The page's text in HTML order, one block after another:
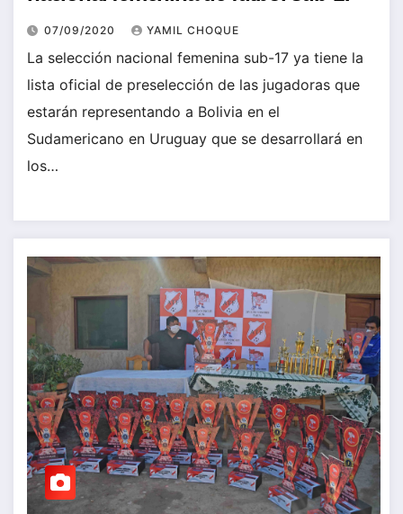
07/09/2020 YAMIL CHOQUE
La selección nacional femenina sub-17 ya tiene la
lista oficial de preselección de las jugadoras que
estarán representando a Bolivia en el
Sudamericano en Uruguay que se desarrollará en
los…